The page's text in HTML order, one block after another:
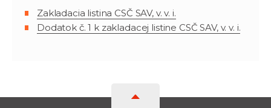
Zakladacia listina CSČ SAV, v. v. i.
Dodatok č. 1 k zakladacej listine CSČ SAV, v. v. i.